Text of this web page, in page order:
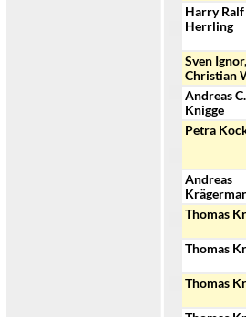
Harry Ralf
Herrling
Sven Ignor,
Christian
Andreas C.
Knigge
Petra
Andreas
Thomas
Thomas
Thomas